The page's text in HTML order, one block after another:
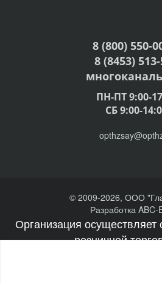
8 (800) 550-
8 (8453)
ПН-ПТ 9:00-
СБ 9:00-
© 2009-2026, ООО
Разработка ABC-
Организация
розничной